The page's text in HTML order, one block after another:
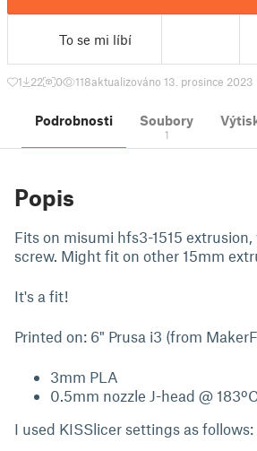
To se mi líbí
1 22 0 118aktualizováno 13. prosince 2023
Podrobnosti Soubory
1
Popis
Fits on misumi hfs3-1515
screw. Might fit on other 15mm
It's a fit!
Printed on: 6" Prusa i3 (from
3mm PLA
0.5mm nozzle J-head @
I used KISSlicer settings as follows: